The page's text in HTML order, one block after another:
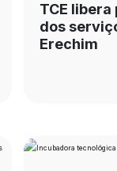
TCE
dos
Erechim